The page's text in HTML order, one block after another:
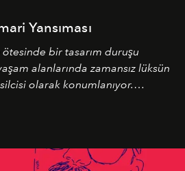
Yansıması
bir tasarım duruşu
alanlarında zamansız lüksün
olarak konumlanıyor.